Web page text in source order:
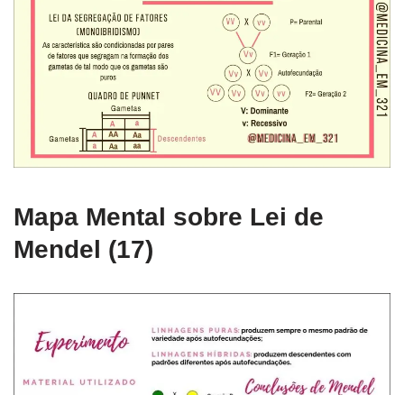
Mapa Mental sobre Lei de
Mendel (17)